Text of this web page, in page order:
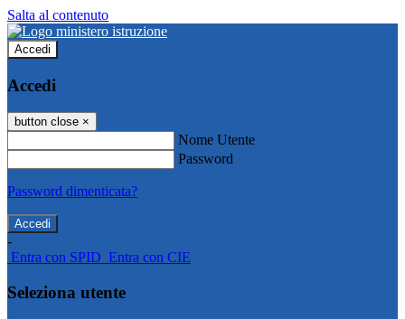
Salta al contenuto
Accedi
Accedi
button close ×
Nome Utente
Password
Password dimenticata?
-
Entra con SPID Entra con CIE
Seleziona utente